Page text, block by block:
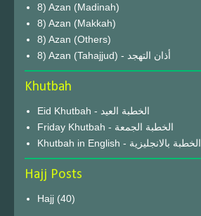
8) Azan (Madinah)
8) Azan (Makkah)
8) Azan (Others)
8) Azan (Tahajjud) - أذان التهجد
Khutbah
Eid Khutbah - الخطبة العيد
Friday Khutbah - الخطبة الجمعة
Khutbah in English - الخطبة بالانجليزية
Hajj Posts
Hajj (40)